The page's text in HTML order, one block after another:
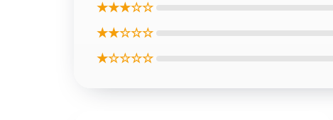
★★★☆☆
★★☆☆☆
★☆☆☆☆